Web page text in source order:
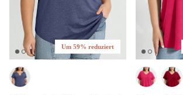
Um 59% reduziert